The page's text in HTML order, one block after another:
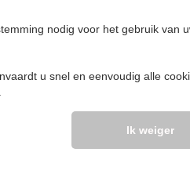
ZEGGEN
>>
nodig voor het gebruik van
u snel en eenvoudig alle
Ik weiger